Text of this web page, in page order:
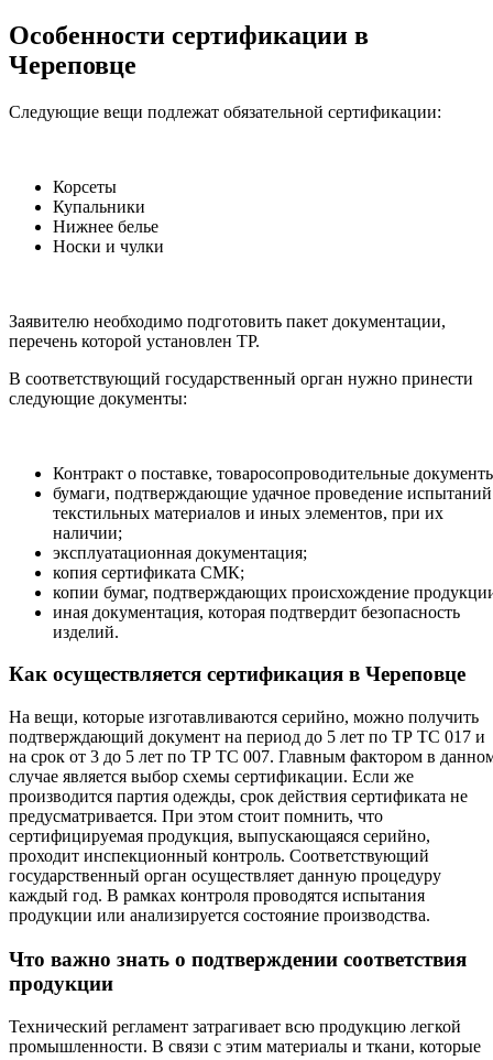
Особенности сертификации в
Череповце
Следующие вещи подлежат обязательной сертификации:
Корсеты
Купальники
Нижнее белье
Носки и чулки
Заявителю необходимо подготовить пакет документации,
перечень которой установлен ТР.
В соответствующий государственный орган нужно принести
следующие документы:
Контракт о поставке, товаросопроводительные
бумаги, подтверждающие удачное проведение испытаний
текстильных материалов и иных элементов, при их
наличии;
эксплуатационная документация;
копия сертификата СМК;
копии бумаг, подтверждающих происхождение
иная документация, которая подтвердит безопасность
изделий.
Как осуществляется сертификация в Череповце
На вещи, которые изготавливаются серийно, можно получить
подтверждающий документ на период до 5 лет по ТР ТС 017 и
на срок от 3 до 5 лет по ТР ТС 007. Главным фактором в
случае является выбор схемы сертификации. Если же
производится партия одежды, срок действия сертификата не
предусматривается. При этом стоит помнить, что
сертифицируемая продукция, выпускающаяся серийно,
проходит инспекционный контроль. Соответствующий
государственный орган осуществляет данную процедуру
каждый год. В рамках контроля проводятся испытания
продукции или анализируется состояние производства.
Что важно знать о подтверждении соответствия
продукции
Технический регламент затрагивает всю продукцию легкой
промышленности. В связи с этим материалы и ткани, которые